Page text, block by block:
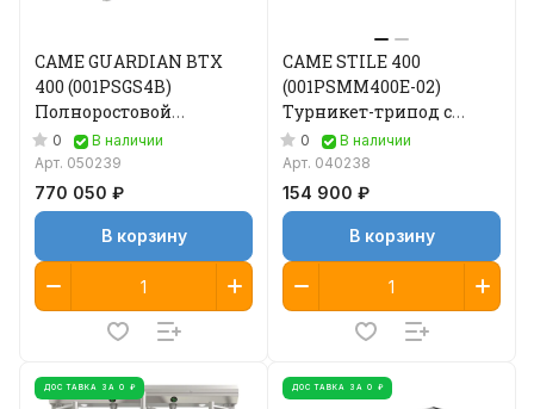
CAME GUARDIAN BTX
400 (001PSGS4B)
Полноростовой
турникет
четырехсекционный
0
В наличии
Арт. 050239
770 050 ₽
В корзину
CAME STILE 400
(001PSMM400E-02)
Турникет-трипод с
автоматической
антипаникой
0
В наличии
Арт. 040238
154 900 ₽
В корзину
ДОСТАВКА ЗА 0 ₽ ДОСТАВКА ЗА 0 ₽